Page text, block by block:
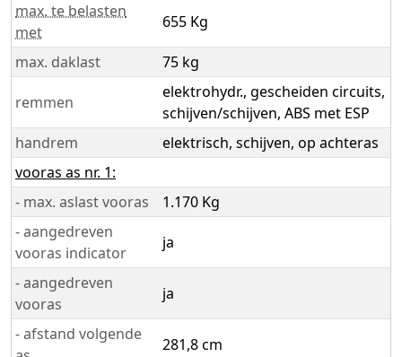
max. te belasten
met
655 Kg
max. daklast 75 kg
remmen
elektrohydr., gescheiden circuits,
schijven/schijven, ABS met ESP
handrem
elektrisch, schijven, op achteras
vooras as nr. 1:
- max. aslast vooras
1.170 Kg
- aangedreven
vooras indicator
ja
- aangedreven
vooras
ja
- afstand volgende
281,8 cm